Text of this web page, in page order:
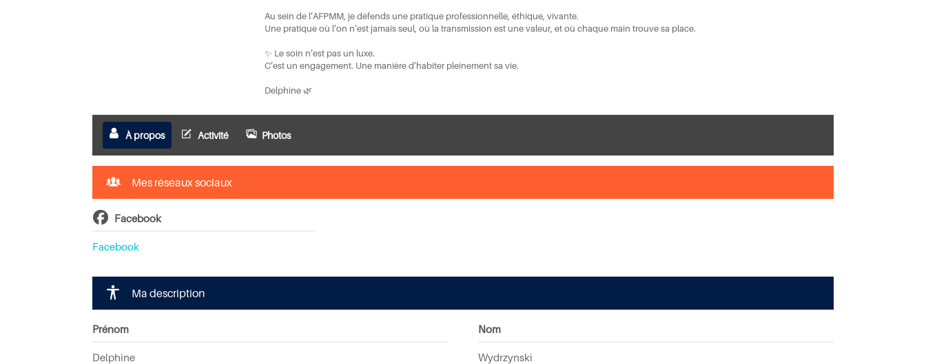
Au sein de l’AFPMM, je défends une pratique professionnelle, éthique, vivante.
Une pratique où l’on n’est jamais seul, où la transmission est une valeur, et où chaque main trouve sa place.
✨ Le soin n’est pas un luxe.
C’est un engagement. Une manière d’habiter pleinement sa vie.
Delphine 🌿
À propos Activité Photos
Mes réseaux sociaux
Facebook
Facebook
Ma description
Prénom
Delphine
Nom
Wydrzynski